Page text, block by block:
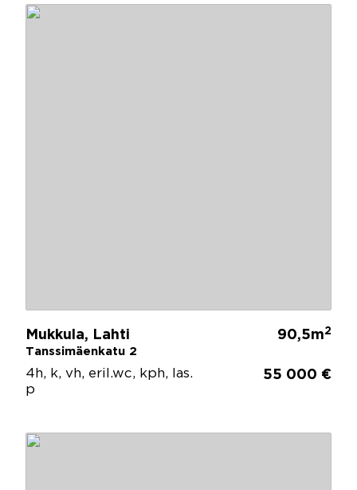
Mukkula, Lahti
Tanssimäenkatu 2
90,5m2
4h, k, vh, eril.wc, kph, las.
p
55 000 €